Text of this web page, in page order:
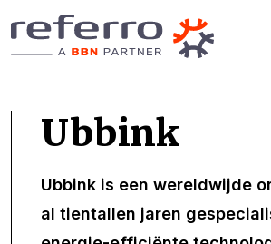
Ubbink
Ubbink is een wereldwijde
al tientallen jaren